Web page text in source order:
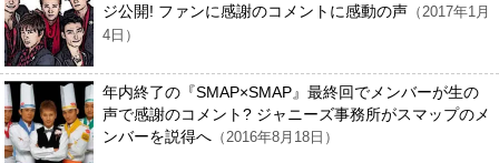
ジ公開! ファンに感謝のコメントに感動の声 （2017年1月
4日）
年内終了の『SMAP×SMAP』最終回でメンバーが生の
声で感謝のコメント? ジャニーズ事務所がスマップのメ
ンバーを説得へ （2016年8月18日）